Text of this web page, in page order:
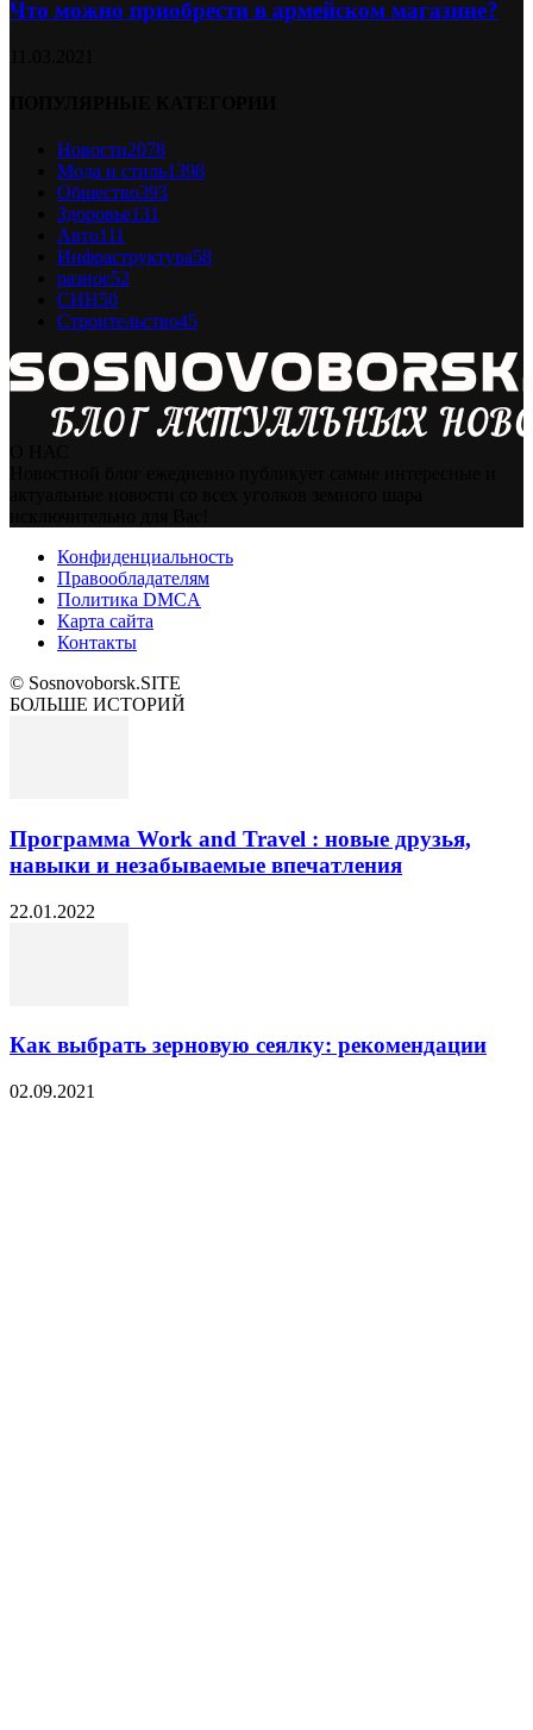
Что можно приобрести в армейском магазине?
Новости2078
Мода и стиль1398
Общество393
Здоровье131
Авто111
Инфраструктура58
разное52
СНН50
Строительство45
Конфиденциальность
Правообладателям
Политика DMCA
Карта сайта
Контакты
© Sosnovoborsk.SITE
БОЛЬШЕ ИСТОРИЙ
Программа Work and Travel : новые друзья,
навыки и незабываемые впечатления
22.01.2022
Как выбрать зерновую сеялку: рекомендации
02.09.2021